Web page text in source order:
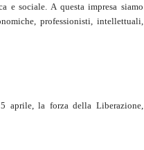
e sociale. A questa impresa siamo
professionisti, intellettuali,
aprile, la forza della Liberazione,